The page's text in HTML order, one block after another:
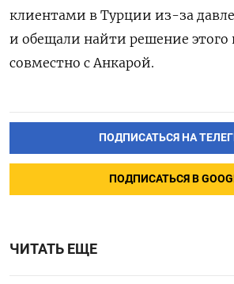
клиентами в Турции из-за
и обещали найти решение этого
совместно с Анкарой.
ПОДПИСАТЬСЯ НА
ПОДПИСАТЬСЯ В
ЧИТАТЬ ЕЩЕ